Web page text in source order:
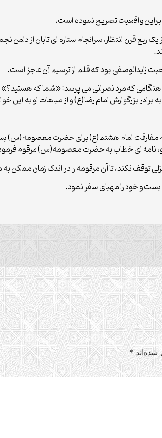
واقعیت تصریح نموده است.
یک ربع قرن انتظار، سرانجام ستاره ای تابان از
بود که قلم از ترسیم آن عاجز است.
که مرد نصرانی می پرسد: «شما که
بزرگوارش امام رضا(ع) و از مباهات او به این
که مفارقت امام هشتم(ع) برای حضرت
نامه ای خطاب به حضرت معصومه(س) مرقوم
نکند، تا آن مرقومه را در اندک زمان ممکن به
و خود را مهیای سفر نمود.
شده‌اند*